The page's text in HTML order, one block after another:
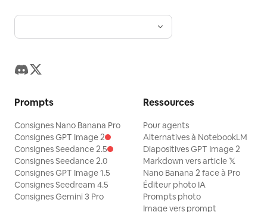
Prompts
Consignes Nano Banana Pro
Consignes GPT Image 2
Consignes Seedance 2.5
Consignes Seedance 2.0
Consignes GPT Image 1.5
Consignes Seedream 4.5
Consignes Gemini 3 Pro
Ressources
Pour agents
Alternatives à NotebookLM
Diapositives GPT Image 2
Markdown vers article 𝕏
Nano Banana 2 face à Pro
Éditeur photo IA
Prompts photo
Image vers prompt